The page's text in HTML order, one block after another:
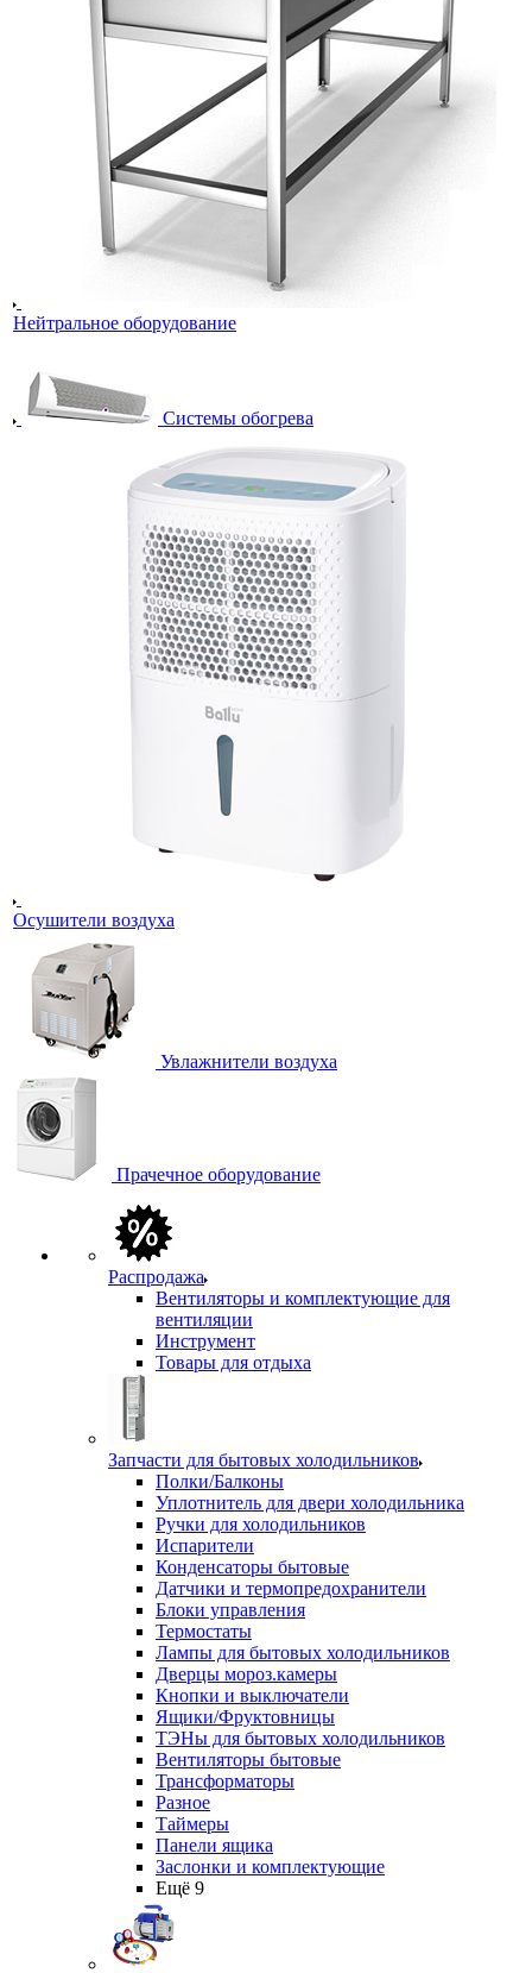
Нейтральное оборудование
Системы обогрева
Осушители воздуха
Увлажнители воздуха
Прачечное оборудование
Распродажа
Вентиляторы и комплектующие для
вентиляции
Инструмент
Товары для отдыха
Запчасти для бытовых холодильников
Полки/Балконы
Уплотнитель для двери холодильника
Ручки для холодильников
Испарители
Конденсаторы бытовые
Датчики и термопредохранители
Блоки управления
Термостаты
Лампы для бытовых холодильников
Дверцы мороз.камеры
Кнопки и выключатели
Ящики/Фруктовницы
ТЭНы для бытовых холодильников
Вентиляторы бытовые
Трансформаторы
Разное
Таймеры
Панели ящика
Заслонки и комплектующие
Ещё 9